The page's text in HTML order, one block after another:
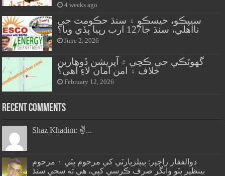
4 weeks ago
سيپڪو، حيسڪو ۽ سنڌ حڪومت جي
نااهلي، سنڌ جا127 ارب رپيا ٻڏي ويا؟
June 2, 2026
گهوٽڪي جي ڪچي ۾ آپريشن ڏوهارين
خلاف ۽ امن امان لاءِ آهي؟
February 12, 2026
Recent Comments
Shaz Khadim: ✌️...
ذوالفقار راڄپر: پيپلزپارٽي کي مرحوم ڀٽي ۽ مرحوم
بينظير ڀٽو وانگر صرف ڪرسي کپي، هي ته سڄي سنڌ